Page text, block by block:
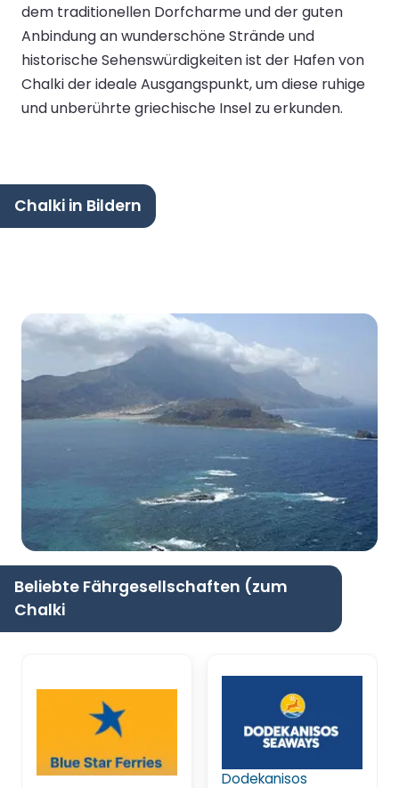
dem traditionellen Dorfcharme und der guten
Anbindung an wunderschöne Strände und
historische Sehenswürdigkeiten ist der Hafen von
Chalki der ideale Ausgangspunkt, um diese ruhige
und unberührte griechische Insel zu erkunden.
Chalki in Bildern
Beliebte Fährgesellschaften (zum
Chalki
Dodekanisos